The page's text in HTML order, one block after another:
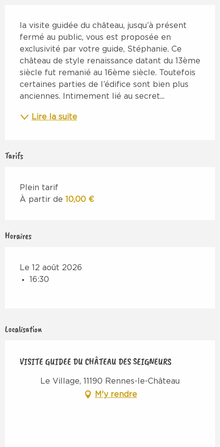
la visite guidée du château, jusqu’à présent
fermé au public, vous est proposée en
exclusivité par votre guide, Stéphanie. Ce
château de style renaissance datant du 13ème
siècle fut remanié au 16ème siècle. Toutefois
certaines parties de l’édifice sont bien plus
anciennes. Intimement lié au secret...
Lire la suite
Tarifs
Plein tarif
À partir de 10,00 €
Horaires
Le 12 août 2026
16:30
Localisation
VISITE GUIDEE DU CHÂTEAU DES SEIGNEURS
Le Village, 11190 Rennes-le-Château
M'y rendre